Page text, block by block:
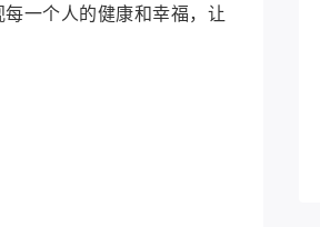
一个人的健康和幸福，让